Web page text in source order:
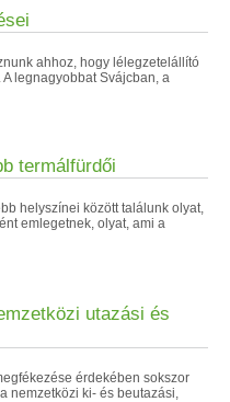
ahhoz, hogy lélegzetelállító
legnagyobbat Svájcban, a
termálfürdői
helyszínei között találunk olyat,
emlegetnek, olyat, ami a
utazási és
érdekében sokszor
nemzetközi ki- és beutazási,